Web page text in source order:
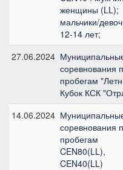
женщины (LL);
мальчики/
12-14 лет;
27.06.2024
соревнования
пробегам
Кубок КСК
14.06.2024
соревнования
пробегам
CEN80(LL),
CEN40(LL)